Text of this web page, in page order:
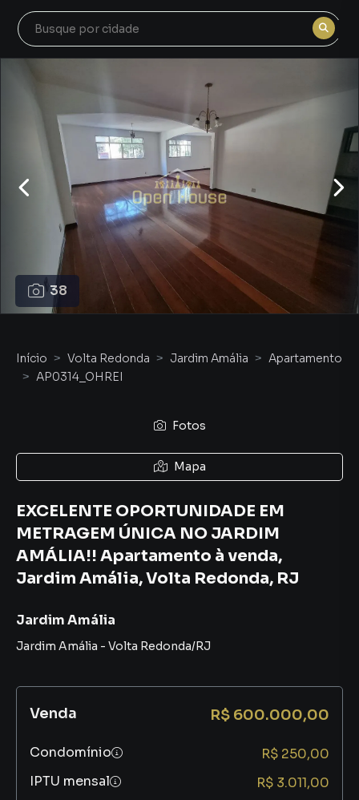
38
Início Volta Redonda Jardim Amália
Apartamento
AP0314_OHREI
Fotos
Mapa
EXCELENTE OPORTUNIDADE EM
METRAGEM ÚNICA NO JARDIM
AMÁLIA!! Apartamento à venda,
Jardim Amália, Volta Redonda, RJ
Jardim Amália
Jardim Amália - Volta Redonda/RJ
Venda R$ 600.000,00
Condomínio
R$ 250,00
IPTU mensal
R$ 3.011,00